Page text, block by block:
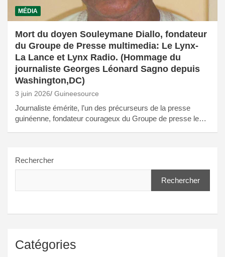
MÉDIA
Mort du doyen Souleymane Diallo, fondateur
du Groupe de Presse multimedia: Le Lynx-
La Lance et Lynx Radio. (Hommage du
journaliste Georges Léonard Sagno depuis
Washington,DC)
3 juin 2026 Guineesource
Journaliste émérite, l’un des précurseurs de la presse
guinéenne, fondateur courageux du Groupe de presse le…
Rechercher
Rechercher
Catégories